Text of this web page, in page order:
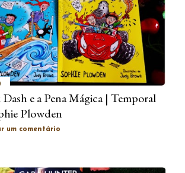
e a Pena Mágica | Temporal
Plowden
um comentário